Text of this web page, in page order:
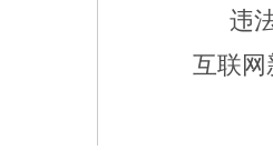
违
互联网